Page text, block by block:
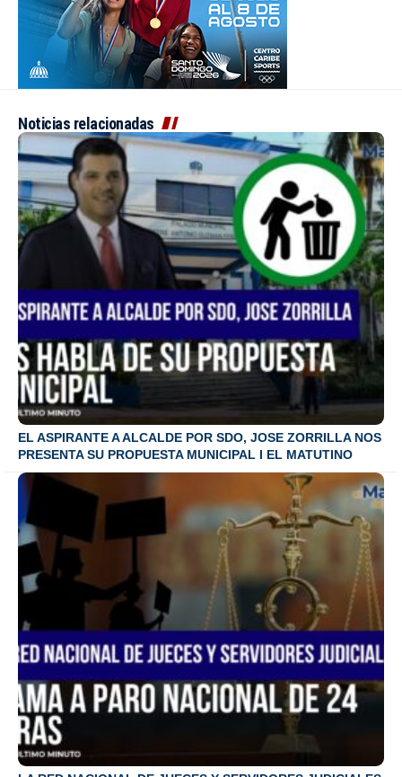
Noticias relacionadas
EL ASPIRANTE A ALCALDE POR SDO, JOSE ZORRILLA NOS
PRESENTA SU PROPUESTA MUNICIPAL I EL MATUTINO